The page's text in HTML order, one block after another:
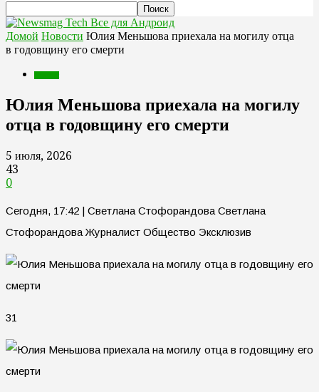
Все для Андроид
Домой Новости Юлия Меньшова приехала на могилу отца
в годовщину его смерти
Юлия Меньшова приехала на могилу
отца в годовщину его смерти
5 июля, 2026
43
0
Сегодня, 17:42 | Светлана Стофорандова Светлана
Стофорандова Журналист Общество Эксклюзив
31